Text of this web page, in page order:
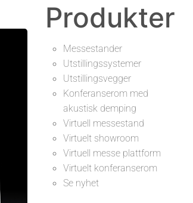
Produkter
Messestander
Utstillingssystemer
Utstillingsvegger
Konferanserom med
akustisk demping
Virtuell messestand
Virtuelt showroom
Virtuell messe plattform
Virtuelt konferanserom
Se nyhet